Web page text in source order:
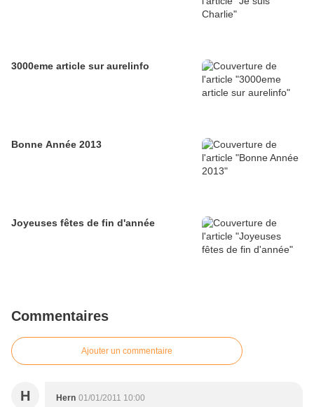
3000eme article sur aurelinfo
Bonne Année 2013
Joyeuses fêtes de fin d'année
Commentaires
Ajouter un commentaire
H Hern 01/01/2011 10:00